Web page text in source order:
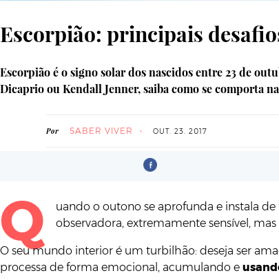
Escorpião: principais
Escorpião é o signo solar dos nascidos entre 23 de
Dicaprio ou Kendall Jenner, saiba como se comporta
Por SABER VIVER OUT. 23. 2017
Q
uando o outono se aprofunda e instala
observadora, extremamente sensível,
O seu mundo interior é um turbilhão: deseja ser
processa de forma emocional, acumulando e